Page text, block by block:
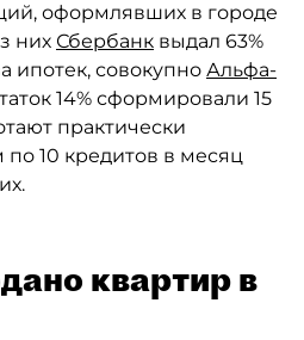
оформлявших в городе
них Сбербанк выдал 63%
ипотек, совокупно Альфа-
14% сформировали 15
практически
10 кредитов в месяц
квартир в